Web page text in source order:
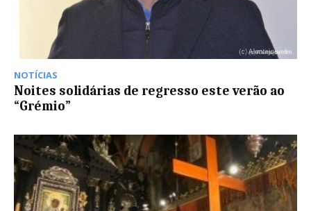
NOTÍCIAS
Noites solidárias de regresso este verão ao
“Grémio”